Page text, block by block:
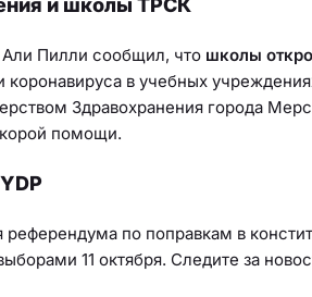
и школы ТРСК
Пилли сообщил, что школы
в учебных
Здравохранения города
помощи.
по поправкам в
11 октября. Следите за